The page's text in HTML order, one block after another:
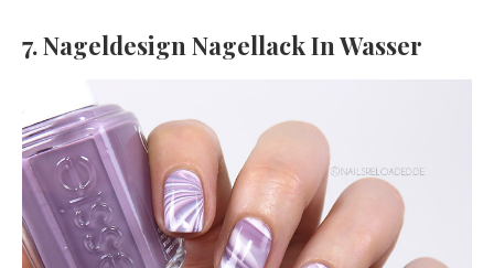
7. Nageldesign Nagellack In Wasser